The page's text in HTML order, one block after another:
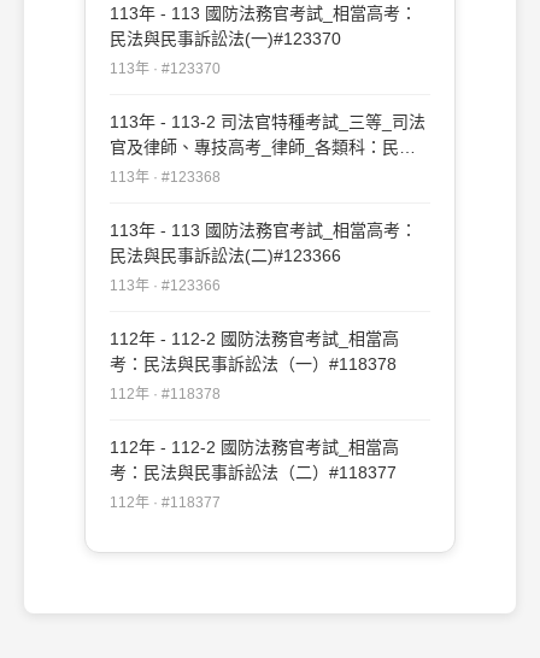
113年 - 113 國防法務官考試_相當高考：
民法與民事訴訟法(一)#123370
113年 · #123370
113年 - 113-2 司法官特種考試_三等_司法
官及律師、專技高考_律師_各類科：民法
與民事訴訟法(二)#123368
113年 · #123368
113年 - 113 國防法務官考試_相當高考：
民法與民事訴訟法(二)#123366
113年 · #123366
112年 - 112-2 國防法務官考試_相當高
考：民法與民事訴訟法（一）#118378
112年 · #118378
112年 - 112-2 國防法務官考試_相當高
考：民法與民事訴訟法（二）#118377
112年 · #118377